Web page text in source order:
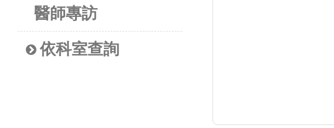
醫師專訪
依科室查詢